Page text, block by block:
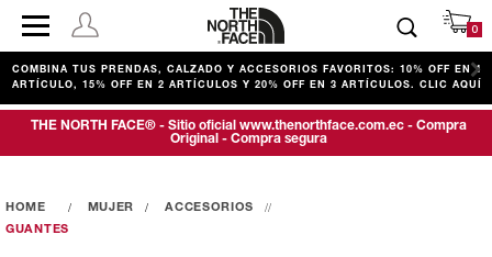
0
COMBINA TUS PRENDAS, CALZADO Y ACCESORIOS FAVORITOS: 10% OFF EN 1
ARTÍCULO, 15% OFF EN 2 ARTÍCULOS Y 20% OFF EN 3 ARTÍCULOS. CLIC AQUÍ
THE NORTH FACE® - Sitio oficial www.thenorthface.com.ec - Compra
Original - Compra segura
MUJER
ACCESORIOS
GUANTES